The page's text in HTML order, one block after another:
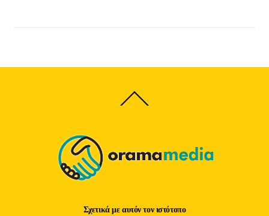
Back
To
Σχετικά με αυτόν τον ιστότοπο